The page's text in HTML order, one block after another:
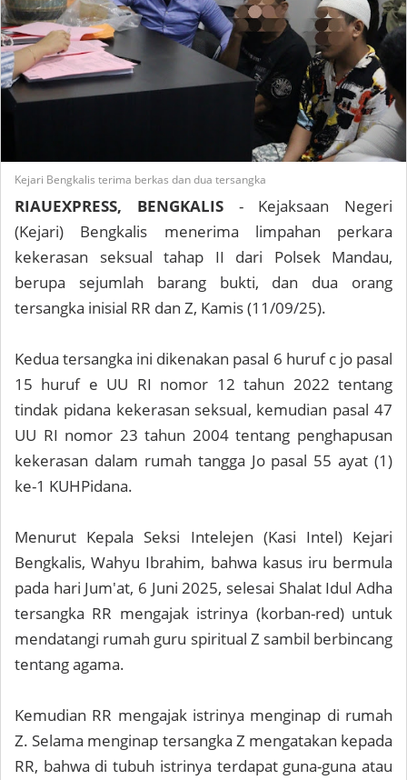
Kejari Bengkalis terima berkas dan dua tersangka
RIAUEXPRESS, BENGKALIS- Kejaksaan Negeri
(Kejari) Bengkalis menerima limpahan perkara
kekerasan seksual tahap II dari Polsek Mandau,
berupa sejumlah barang bukti, dan dua orang
tersangka inisial RR dan Z, Kamis (11/09/25).
Kedua tersangka ini dikenakan pasal 6 huruf c jo pasal
15 huruf e UU RI nomor 12 tahun 2022 tentang
tindak pidana kekerasan seksual, kemudian pasal 47
UU RI nomor 23 tahun 2004 tentang penghapusan
kekerasan dalam rumah tangga Jo pasal 55 ayat (1)
ke-1 KUHPidana.
Menurut Kepala Seksi Intelejen (Kasi Intel) Kejari
Bengkalis, Wahyu Ibrahim, bahwa kasus iru bermula
pada hari Jum'at, 6 Juni 2025, selesai Shalat Idul Adha
tersangka RR mengajak istrinya (korban-red) untuk
mendatangi rumah guru spiritual Z sambil berbincang
tentang agama.
Kemudian RR mengajak istrinya menginap di rumah
Z. Selama menginap tersangka Z mengatakan kepada
RR, bahwa di tubuh istrinya terdapat guna-guna atau